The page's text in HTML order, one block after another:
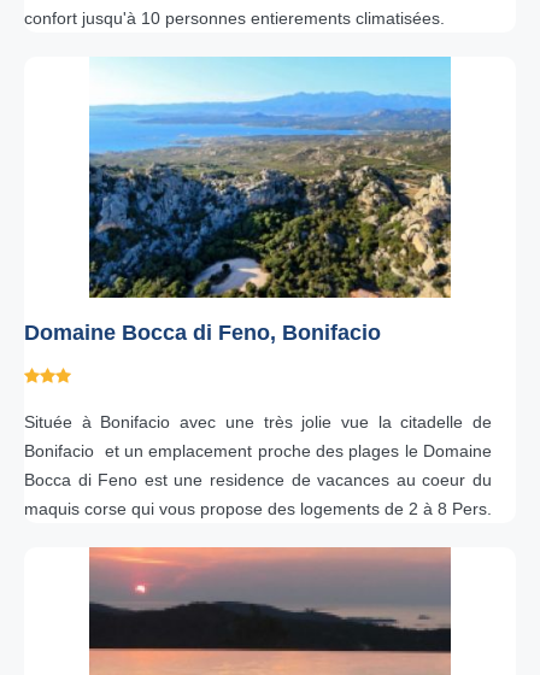
confort jusqu'à 10 personnes entierements climatisées.
Domaine Bocca di Feno, Bonifacio
Située à Bonifacio avec une très jolie vue la citadelle de
Bonifacio et un emplacement proche des plages le Domaine
Bocca di Feno est une residence de vacances au coeur du
maquis corse qui vous propose des logements de 2 à 8 Pers.